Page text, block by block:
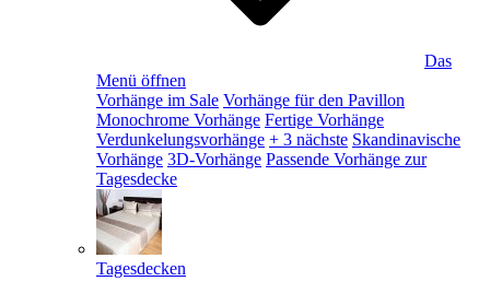
Das
Menü öffnen
Vorhänge im Sale Vorhänge für den Pavillon
Monochrome Vorhänge Fertige Vorhänge
Verdunkelungsvorhänge + 3 nächste Skandinavische
Vorhänge 3D-Vorhänge Passende Vorhänge zur
Tagesdecke
Tagesdecken